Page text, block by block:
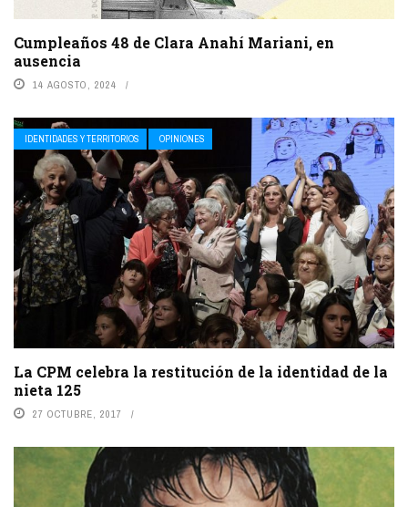
Cumpleaños 48 de Clara Anahí Mariani, en
ausencia
14 AGOSTO, 2024
IDENTIDADES Y TERRITORIOS OPINIONES
La CPM celebra la restitución de la identidad de la
nieta 125
27 OCTUBRE, 2017